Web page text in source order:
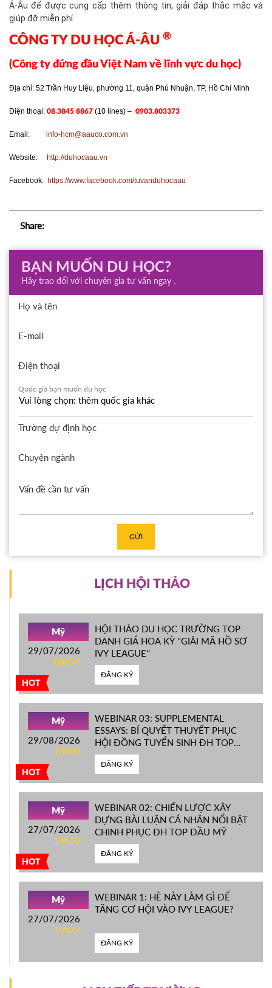
Á-Âu để được cung cấp thêm thông tin, giải đáp thắc mắc và
giúp đỡ miễn phí.
CÔNG TY DU HỌC Á-ÂU ®
(Công ty đứng đầu Việt Nam về lĩnh vực du học)
Địa chỉ: 52 Trần Huy Liệu, phường 11, quận Phú Nhuận, TP. Hồ Chí Minh
Điện thoại: 08.3845 8867 (10 lines) – 0903.803373
Email: info-hcm@aauco.com.vn
Website: http://duhocaau.vn
Facebook: https://www.facebook.com/tuvanduhocaau
Share:
BẠN MUỐN DU HỌC?
Hãy trao đổi với chuyên gia tư vấn ngay .
Họ và tên
E-mail
Điện thoại
Quốc gia bạn muốn du học
Trường dự định học
Chuyên ngành
GỬI
LỊCH HỘI THẢO
HOT
Mỹ
29/07/2026
08h54
HỘI THẢO DU HỌC TRƯỜNG TOP
DANH GIÁ HOA KỲ ''GIẢI MÃ HỒ SƠ
IVY LEAGUE''
ĐĂNG KÝ
HOT
Mỹ
29/08/2026
10h00
WEBINAR 03: SUPPLEMENTAL
ESSAYS: BÍ QUYẾT THUYẾT PHỤC
HỘI ĐỒNG TUYỂN SINH ĐH TOP
ĐẦU MỸ
ĐĂNG KÝ
HOT
Mỹ
27/07/2026
16h10
WEBINAR 02: CHIẾN LƯỢC XÂY
DỰNG BÀI LUẬN CÁ NHÂN NỔI BẬT
CHINH PHỤC ĐH TOP ĐẦU MỸ
ĐĂNG KÝ
Mỹ
27/07/2026
16h22
WEBINAR 1: HÈ NÀY LÀM GÌ ĐỂ
TĂNG CƠ HỘI VÀO IVY LEAGUE?
ĐĂNG KÝ